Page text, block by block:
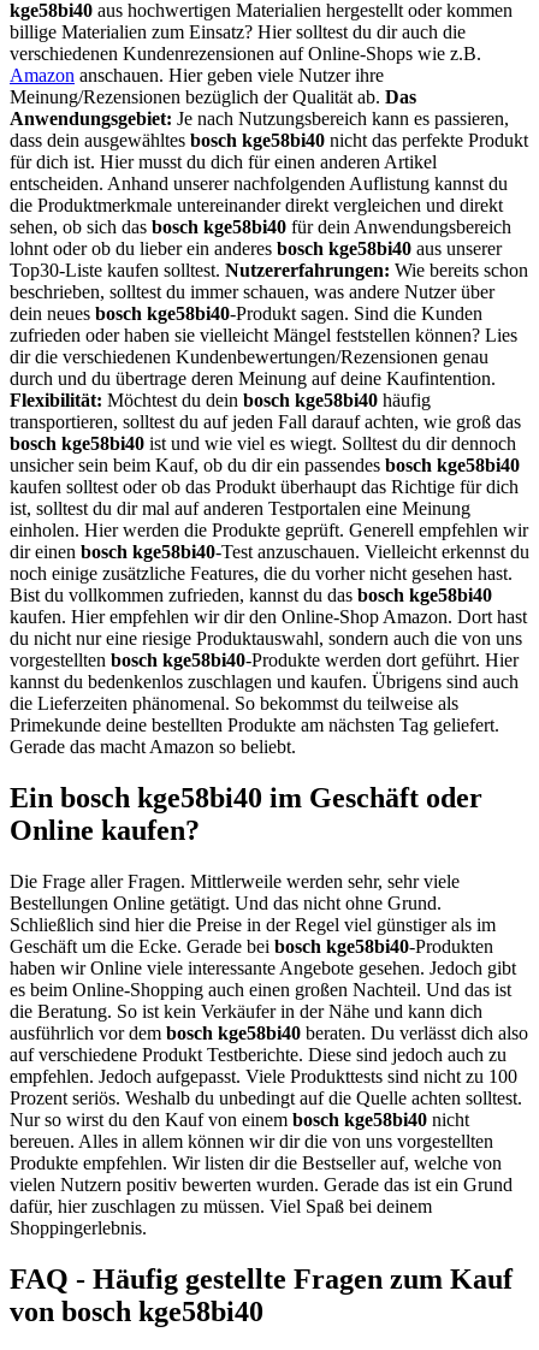
kge58bi40 aus hochwertigen Materialien hergestellt oder kommen
billige Materialien zum Einsatz? Hier solltest du dir auch die
verschiedenen Kundenrezensionen auf Online-Shops wie z.B.
Amazon anschauen. Hier geben viele Nutzer ihre
Meinung/Rezensionen bezüglich der Qualität ab. Das
Anwendungsgebiet: Je nach Nutzungsbereich kann es passieren,
dass dein ausgewähltes bosch kge58bi40 nicht das perfekte Produkt
für dich ist. Hier musst du dich für einen anderen Artikel
entscheiden. Anhand unserer nachfolgenden Auflistung kannst du
die Produktmerkmale untereinander direkt vergleichen und direkt
sehen, ob sich das bosch kge58bi40 für dein Anwendungsbereich
lohnt oder ob du lieber ein anderes bosch kge58bi40 aus unserer
Top30-Liste kaufen solltest. Nutzererfahrungen: Wie bereits schon
beschrieben, solltest du immer schauen, was andere Nutzer über
dein neues bosch kge58bi40-Produkt sagen. Sind die Kunden
zufrieden oder haben sie vielleicht Mängel feststellen können? Lies
dir die verschiedenen Kundenbewertungen/Rezensionen genau
durch und du übertrage deren Meinung auf deine Kaufintention.
Flexibilität: Möchtest du dein bosch kge58bi40 häufig
transportieren, solltest du auf jeden Fall darauf achten, wie groß das
bosch kge58bi40 ist und wie viel es wiegt. Solltest du dir dennoch
unsicher sein beim Kauf, ob du dir ein passendes bosch kge58bi40
kaufen solltest oder ob das Produkt überhaupt das Richtige für dich
ist, solltest du dir mal auf anderen Testportalen eine Meinung
einholen. Hier werden die Produkte geprüft. Generell empfehlen wir
dir einen bosch kge58bi40-Test anzuschauen. Vielleicht erkennst du
noch einige zusätzliche Features, die du vorher nicht gesehen hast.
Bist du vollkommen zufrieden, kannst du das bosch kge58bi40
kaufen. Hier empfehlen wir dir den Online-Shop Amazon. Dort hast
du nicht nur eine riesige Produktauswahl, sondern auch die von uns
vorgestellten bosch kge58bi40-Produkte werden dort geführt. Hier
kannst du bedenkenlos zuschlagen und kaufen. Übrigens sind auch
die Lieferzeiten phänomenal. So bekommst du teilweise als
Primekunde deine bestellten Produkte am nächsten Tag geliefert.
Gerade das macht Amazon so beliebt.
Ein bosch kge58bi40 im Geschäft oder
Online kaufen?
Die Frage aller Fragen. Mittlerweile werden sehr, sehr viele
Bestellungen Online getätigt. Und das nicht ohne Grund.
Schließlich sind hier die Preise in der Regel viel günstiger als im
Geschäft um die Ecke. Gerade bei bosch kge58bi40-Produkten
haben wir Online viele interessante Angebote gesehen. Jedoch gibt
es beim Online-Shopping auch einen großen Nachteil. Und das ist
die Beratung. So ist kein Verkäufer in der Nähe und kann dich
ausführlich vor dem bosch kge58bi40 beraten. Du verlässt dich also
auf verschiedene Produkt Testberichte. Diese sind jedoch auch zu
empfehlen. Jedoch aufgepasst. Viele Produkttests sind nicht zu 100
Prozent seriös. Weshalb du unbedingt auf die Quelle achten solltest.
Nur so wirst du den Kauf von einem bosch kge58bi40 nicht
bereuen. Alles in allem können wir dir die von uns vorgestellten
Produkte empfehlen. Wir listen dir die Bestseller auf, welche von
vielen Nutzern positiv bewerten wurden. Gerade das ist ein Grund
dafür, hier zuschlagen zu müssen. Viel Spaß bei deinem
Shoppingerlebnis.
FAQ - Häufig gestellte Fragen zum Kauf
von bosch kge58bi40